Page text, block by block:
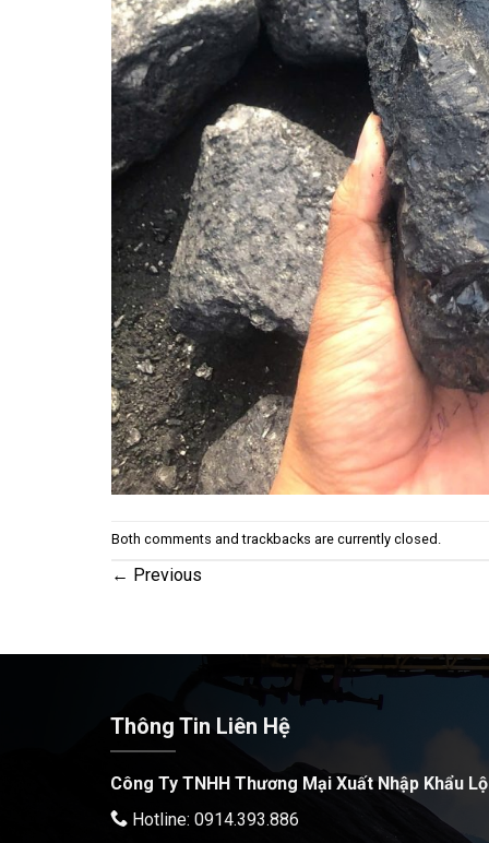
Both comments and trackbacks are currently closed.
← Previous
Thông Tin Liên Hệ
Công Ty TNHH Thương Mại Xuất Nhập Khẩu
Hotline: 0914.393.886